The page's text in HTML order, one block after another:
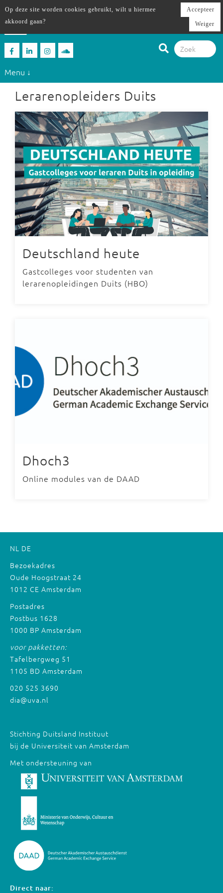
Menu ↓
Lerarenopleiders Duits
Deutschland heute
Gastcolleges voor studenten van
lerarenopleidingen Duits (HBO)
Dhoch3
Online modules van de DAAD
NL DE
Bezoekadres
Oude Hoogstraat 24
1012 CE Amsterdam
Postadres
Postbus 1628
1000 BP Amsterdam
voor pakketten:
Tafelbergweg 51
1105 BD Amsterdam
020 525 3690
dia@uva.nl
Stichting Duitsland Instituut
bij de Universiteit van Amsterdam
Met ondersteuning van
Direct naar:
Op deze site worden cookies gebruikt, wilt u hiermee
akkoord gaan?
Accepteer
Weiger